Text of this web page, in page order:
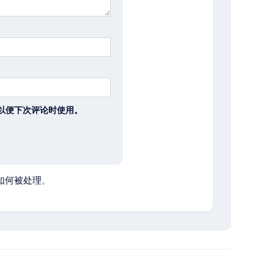
下次评论时使用。
何被处理。